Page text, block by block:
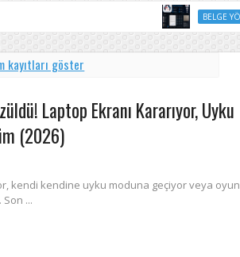
BELGE YÖNETIMI
kayıtları göster
Laptop Ekranı Kararıyor, Uyku
(2026)
kendi kendine uyku moduna geçiyor veya oyun
...